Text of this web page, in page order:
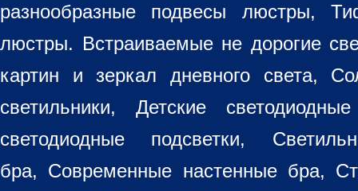
разнообразные подвесы люстры,
люстры. Встраиваемые не дорогие
картин и зеркал дневного света,
светильники, Детские
светодиодные подсветки,
бра, Современные настенные бра,